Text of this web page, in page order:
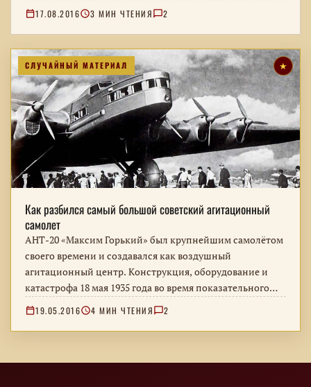
познавательная…
17.08.2016 3 МИН ЧТЕНИЯ 2
СЛУЧАЙНЫЙ МАТЕРИАЛ ★
Как разбился самый большой советский агитационный
самолет
АНТ-20 «Максим Горький» был крупнейшим самолётом
своего времени и создавался как воздушный
агитационный центр. Конструкция, оборудование и
катастрофа 18 мая 1935 года во время показательного
полёта над Москвой.
19.05.2016 4 МИН ЧТЕНИЯ 2